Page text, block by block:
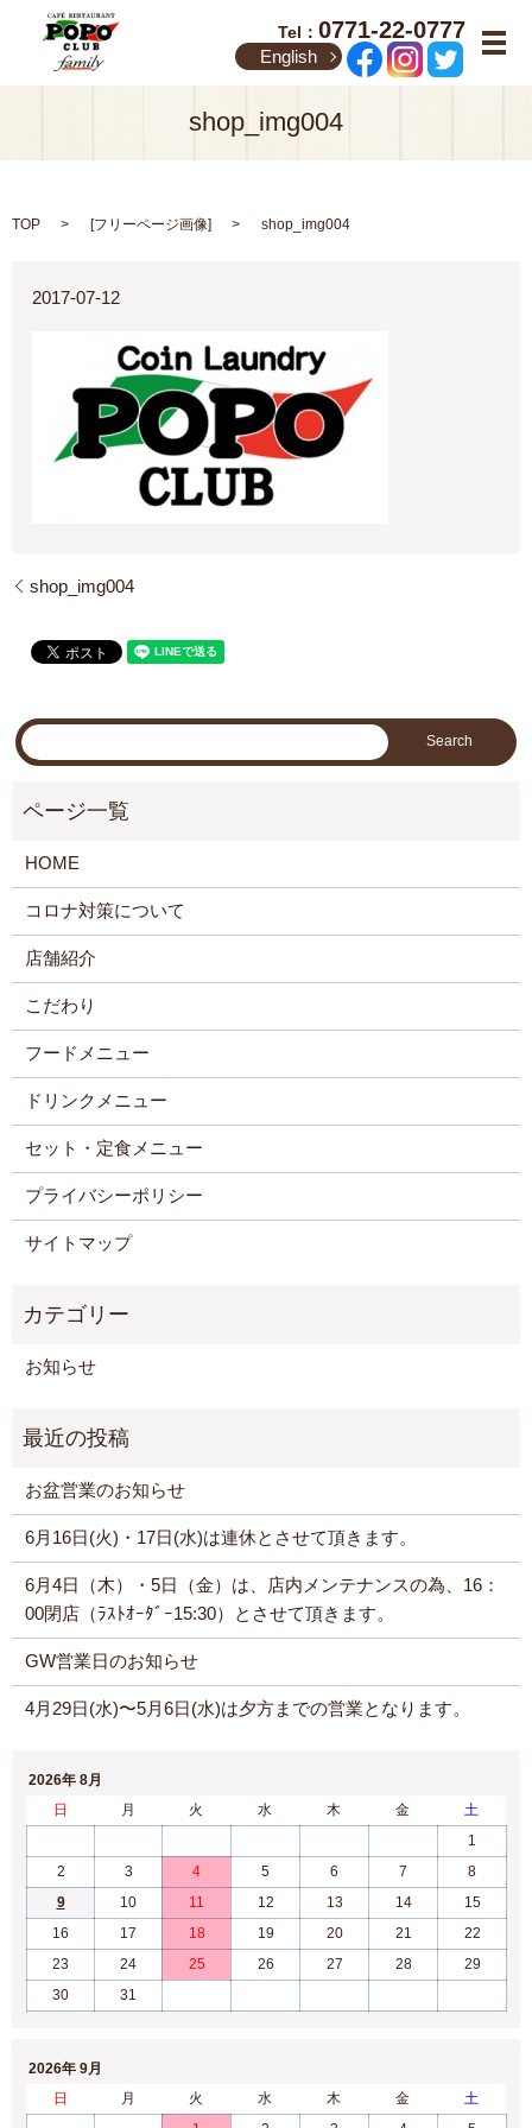
Tel：0771-22-0777
English メ
shop_img004
TOP [フリーページ画像] shop_img004
2017-07-12
shop_img004
HOME
コロナ対策について
店舗紹介
こだわり
フードメニュー
ドリンクメニュー
セット・定食メニュー
プライバシーポリシー
サイトマップ
お知らせ
お盆営業のお知らせ
6月16日(火)・17日(水)は連休とさせて頂きます。
6月4日（木）・5日（金）は、店内メンテナンスの為、16：
00閉店（ﾗｽﾄｵｰﾀﾞｰ15:30）とさせて頂きます。
GW営業日のお知らせ
4月29日(水)〜5月6日(水)は夕方までの営業となります。
2026年 8月
日
月 火 水 木 金
土
1
2
3 4 5 6 7
8
9
10 11 12 13 14
15
16
17 18 19 20 21
22
23
24 25 26 27 28
29
30
31
2026年 9月
日
月 火 水 木 金
土